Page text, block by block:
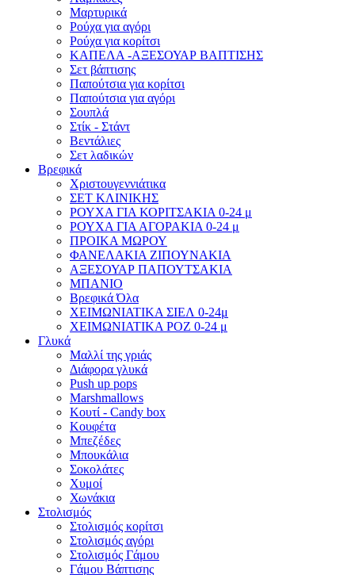
Μαρτυρικά
Ρούχα για αγόρι
Ρούχα για κορίτσι
ΚΑΠΕΛΑ -ΑΞΕΣΟΥΑΡ ΒΑΠΤΙΣΗΣ
Σετ βάπτισης
Παπούτσια για κορίτσι
Παπούτσια για αγόρι
Σουπλά
Στίκ - Στάντ
Βεντάλιες
Σετ λαδικών
Βρεφικά
Χριστουγεννιάτικα
ΣΕΤ ΚΛΙΝΙΚΗΣ
ΡΟΥΧΑ ΓΙΑ ΚΟΡΙΤΣΑΚΙΑ 0-24 μ
ΡΟΥΧΑ ΓΙΑ ΑΓΟΡΑΚΙΑ 0-24 μ
ΠΡΟΙΚΑ ΜΩΡΟΥ
ΦΑΝΕΛΑΚΙΑ ΖΙΠΟΥΝΑΚΙΑ
ΑΞΕΣΟΥΑΡ ΠΑΠΟΥΤΣΑΚΙΑ
ΜΠΑΝΙΟ
Βρεφικά Όλα
ΧΕΙΜΩΝΙΑΤΙΚΑ ΣΙΕΛ 0-24μ
ΧΕΙΜΩΝΙΑΤΙΚΑ ΡΟΖ 0-24 μ
Γλυκά
Μαλλί της γριάς
Διάφορα γλυκά
Push up pops
Marshmallows
Κουτί - Candy box
Κουφέτα
Μπεζέδες
Μπουκάλια
Σοκολάτες
Χυμοί
Χωνάκια
Στολισμός
Στολισμός κορίτσι
Στολισμός αγόρι
Στολισμός Γάμου
Γάμου Βάπτισης